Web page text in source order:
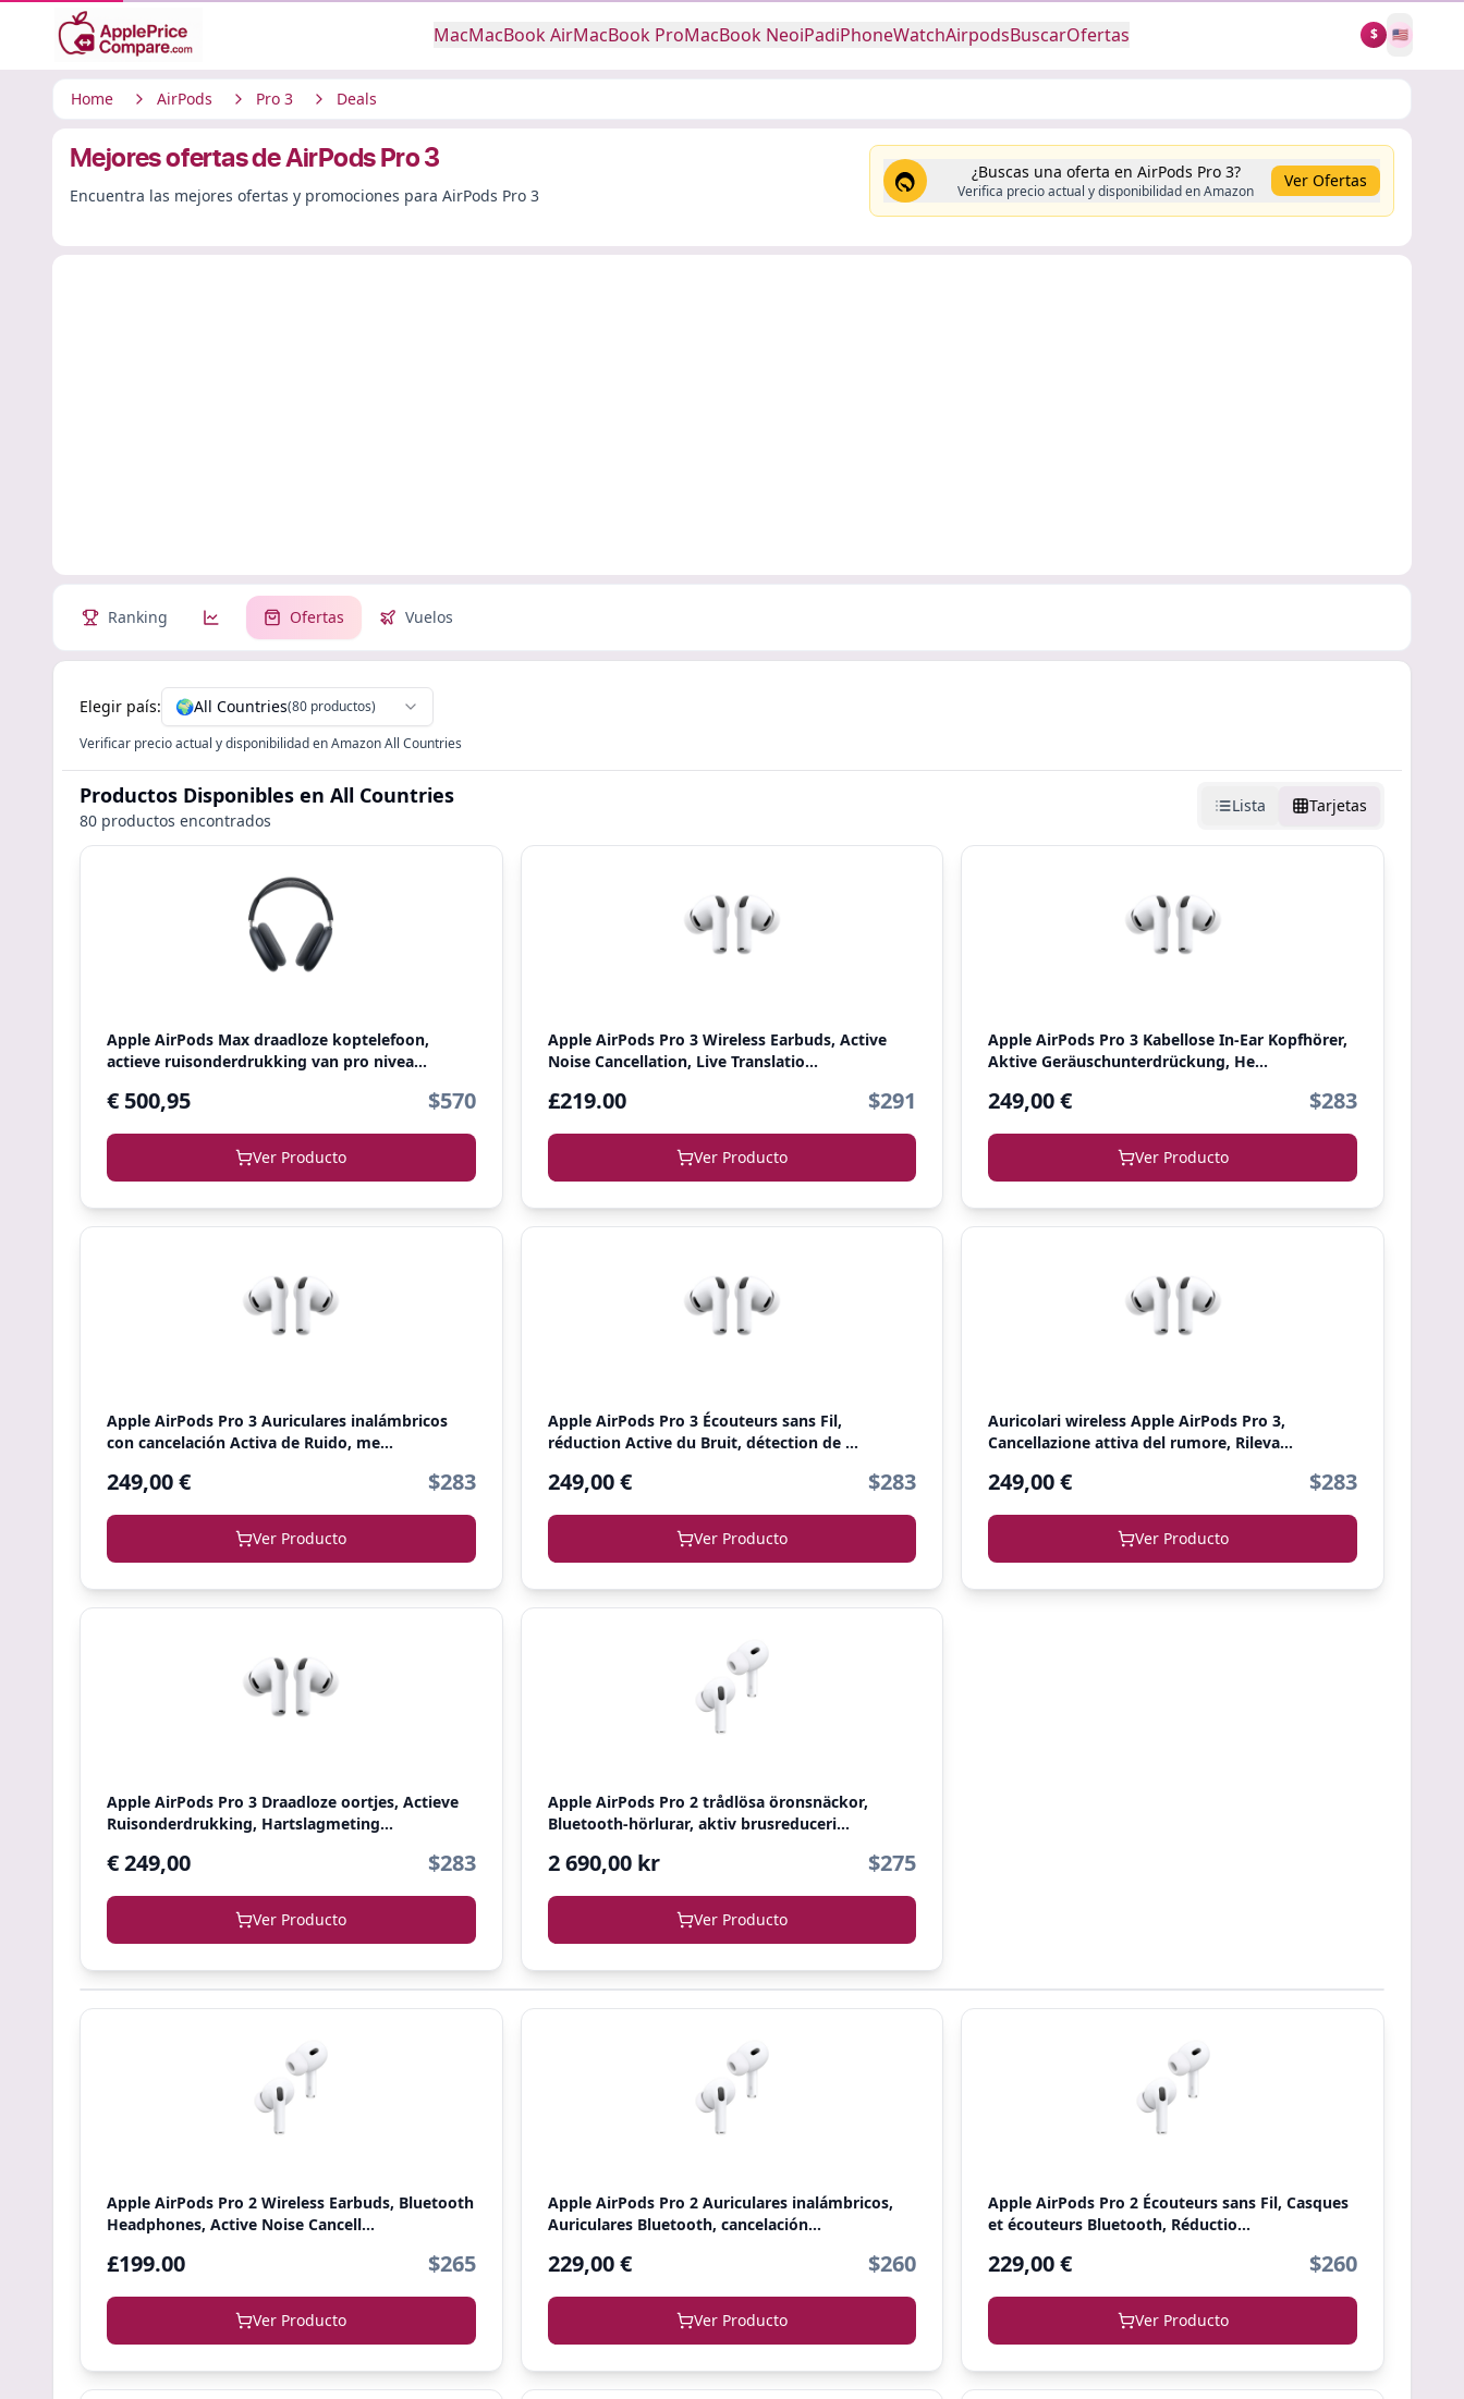
MacMacBook AirMacBook ProMacBook NeoiPadiPhoneWatchAirpodsBuscarOfertas $ 🇺🇸
Home AirPods Pro 3 Deals
Mejores ofertas de AirPods Pro 3
Encuentra las mejores ofertas y promociones para AirPods Pro 3
¿Buscas una oferta en AirPods Pro 3?
Verifica precio actual y disponibilidad en Amazon
Ver Ofertas
Ranking Ofertas Vuelos
Elegir país: 🌍All Countries(80 productos)
Verificar precio actual y disponibilidad en Amazon All Countries
Productos Disponibles en All Countries
80 productos encontrados
Lista Tarjetas
Apple AirPods Max draadloze koptelefoon,
actieve ruisonderdrukking van pro nivea...
€ 500,95 $570
Ver Producto
Apple AirPods Pro 3 Wireless Earbuds, Active
Noise Cancellation, Live Translatio...
£219.00 $291
Ver Producto
Apple AirPods Pro 3 Kabellose In‑Ear Kopfhörer,
Aktive Geräuschunterdrückung, He...
249,00 € $283
Ver Producto
Apple AirPods Pro 3 Auriculares inalámbricos
con cancelación Activa de Ruido, me...
249,00 € $283
Ver Producto
Apple AirPods Pro 3 Écouteurs sans Fil,
réduction Active du Bruit, détection de ...
249,00 € $283
Ver Producto
Auricolari wireless Apple AirPods Pro 3,
Cancellazione attiva del rumore, Rileva...
249,00 € $283
Ver Producto
Apple AirPods Pro 3 Draadloze oortjes, Actieve
Ruisonderdrukking, Hartslagmeting...
€ 249,00 $283
Ver Producto
Apple AirPods Pro 2 trådlösa öronsnäckor,
Bluetooth-hörlurar, aktiv brusreduceri...
2 690,00 kr $275
Ver Producto
Apple AirPods Pro 2 Wireless Earbuds, Bluetooth
Headphones, Active Noise Cancell...
£199.00 $265
Ver Producto
Apple AirPods Pro 2 Auriculares inalámbricos,
Auriculares Bluetooth, cancelación...
229,00 € $260
Ver Producto
Apple AirPods Pro 2 Écouteurs sans Fil, Casques
et écouteurs Bluetooth, Réductio...
229,00 € $260
Ver Producto